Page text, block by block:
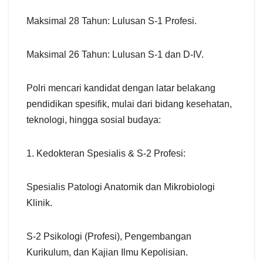
Maksimal 28 Tahun: Lulusan S-1 Profesi.
Maksimal 26 Tahun: Lulusan S-1 dan D-IV.
Polri mencari kandidat dengan latar belakang
pendidikan spesifik, mulai dari bidang kesehatan,
teknologi, hingga sosial budaya:
1. Kedokteran Spesialis & S-2 Profesi:
Spesialis Patologi Anatomik dan Mikrobiologi
Klinik.
S-2 Psikologi (Profesi), Pengembangan
Kurikulum, dan Kajian Ilmu Kepolisian.